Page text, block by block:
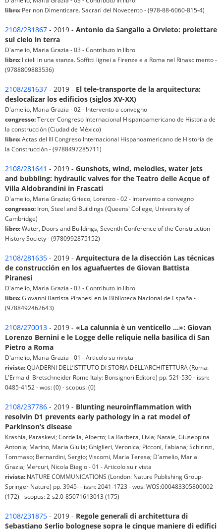
libro: Per non Dimenticare. Sacrari del Novecento - (978-88-6060-815-4)
2108/231867 - 2019 - Antonio da Sangallo a Orvieto: proiettare
sul cielo in terra
D'amelio, Maria Grazia - 03 - Contributo in libro
libro: I cieli in una stanza. Soffitti lignei a Firenze e a Roma nel Rinascimento -
(9788809883536)
2108/281637 - 2019 - El tele-transporte de la arquitectura:
deslocalizar los edificios (siglos XV-XX)
D'amelio, Maria Grazia - 02 - Intervento a convegno
congresso:Tercer Congreso Internacional Hispanoamericano de Historia de
la construcción (Ciudad de México)
libro:Actas del III Congreso Internacional Hispanoamericano de Historia de
la Construcción - (9788497285711)
2108/281641 - 2019 - Gunshots, wind, melodies, water jets
and bubbling: hydraulic valves for the Teatro delle Acque of
Villa Aldobrandini in Frascati
D'amelio, Maria Grazia; Grieco, Lorenzo - 02 - Intervento a convegno
congresso: Iron, Steel and Buildings (Queens' College, University of
Cambridge)
libro:Water, Doors and Buildings, Seventh Conference of the Construction
History Society - (9780992875152)
2108/281635 - 2019 - Arquitectura de la disección Las técnicas
de construcción en los aguafuertes de Giovan Battista
Piranesi
D'amelio, Maria Grazia - 03 - Contributo in libro
libro:Giovanni Battista Piranesi en la Biblioteca Nacional de España -
(9788492462643)
2108/270013 - 2019 - «La calunnia è un venticello ...»: Giovan
Lorenzo Bernini e le Logge delle reliquie nella basilica di San
Pietro a Roma
D'amelio, Maria Grazia - 01 - Articolo su rivista
rivista:QUADERNI DELL’ISTITUTO DI STORIA DELL’ARCHITETTURA (Roma:
L'Erma di Bretschneider Rome Italy: Bonsignori Editore) pp. 521-530 - issn:
0485-4152 - wos: (0) - scopus: (0)
2108/237786 - 2019 - Blunting neuroinflammation with
resolvin D1 prevents early pathology in a rat model of
Parkinson’s disease
Krashia, Paraskevi; Cordella, Alberto; La Barbera, Livia; Natale, Giuseppina
Antonia; Marino, Maria Giulia; Ghiglieri, Veronica; Picconi, Fabiana; Schirinzi,
Tommaso; Bernardini, Sergio; Viscomi, Maria Teresa; D'amelio, Maria
Grazia; Mercuri, Nicola Biagio - 01 - Articolo su rivista
rivista: NATURE COMMUNICATIONS (London: Nature Publishing Group-
Springer Nature) pp. 3945- - issn: 2041-1723 - wos: WOS:000483305800002
(172) - scopus: 2-s2.0-85071613013 (175)
2108/231875 - 2019 - Regole generali di architettura di
Sebastiano Serlio bolognese sopra le cinque maniere di edifici